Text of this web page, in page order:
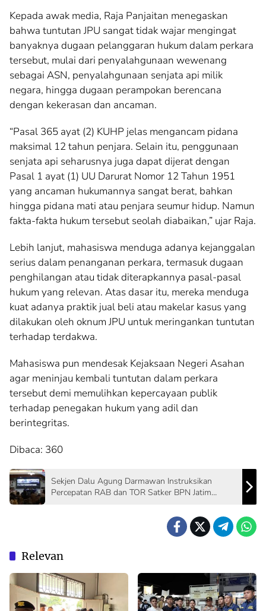
Kepada awak media, Raja Panjaitan menegaskan
bahwa tuntutan JPU sangat tidak wajar mengingat
banyaknya dugaan pelanggaran hukum dalam perkara
tersebut, mulai dari penyalahgunaan wewenang
sebagai ASN, penyalahgunaan senjata api milik
negara, hingga dugaan perampokan berencana
dengan kekerasan dan ancaman.
“Pasal 365 ayat (2) KUHP jelas mengancam pidana
maksimal 12 tahun penjara. Selain itu, penggunaan
senjata api seharusnya juga dapat dijerat dengan
Pasal 1 ayat (1) UU Darurat Nomor 12 Tahun 1951
yang ancaman hukumannya sangat berat, bahkan
hingga pidana mati atau penjara seumur hidup. Namun
fakta-fakta hukum tersebut seolah diabaikan,” ujar Raja.
Lebih lanjut, mahasiswa menduga adanya kejanggalan
serius dalam penanganan perkara, termasuk dugaan
penghilangan atau tidak diterapkannya pasal-pasal
hukum yang relevan. Atas dasar itu, mereka menduga
kuat adanya praktik jual beli atau makelar kasus yang
dilakukan oleh oknum JPU untuk meringankan tuntutan
terhadap terdakwa.
Mahasiswa pun mendesak Kejaksaan Negeri Asahan
agar meninjau kembali tuntutan dalam perkara
tersebut demi memulihkan kepercayaan publik
terhadap penegakan hukum yang adil dan
berintegritas.
Dibaca: 360
Sekjen Dalu Agung Darmawan Instruksikan
Percepatan RAB dan TOR Satker BPN Jatim
Relevan